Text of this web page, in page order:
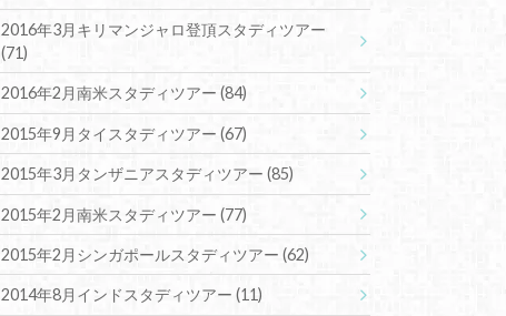
2016年3月キリマンジャロ登頂スタディツアー
(71)
2016年2月南米スタディツアー(84)
2015年9月タイスタディツアー(67)
2015年3月タンザニアスタディツアー(85)
2015年2月南米スタディツアー(77)
2015年2月シンガポールスタディツアー(62)
2014年8月インドスタディツアー(11)